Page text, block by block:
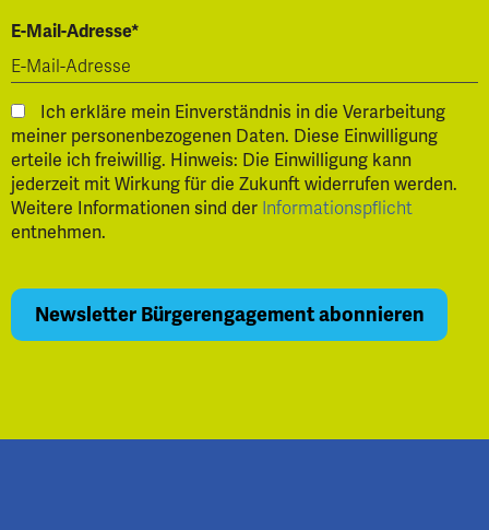
E-Mail-Adresse*
Ich erkläre mein Einverständnis in die Verarbeitung
meiner personenbezogenen Daten. Diese Einwilligung
erteile ich freiwillig. Hinweis: Die Einwilligung kann
jederzeit mit Wirkung für die Zukunft widerrufen werden.
Weitere Informationen sind der Informationspflicht
entnehmen.